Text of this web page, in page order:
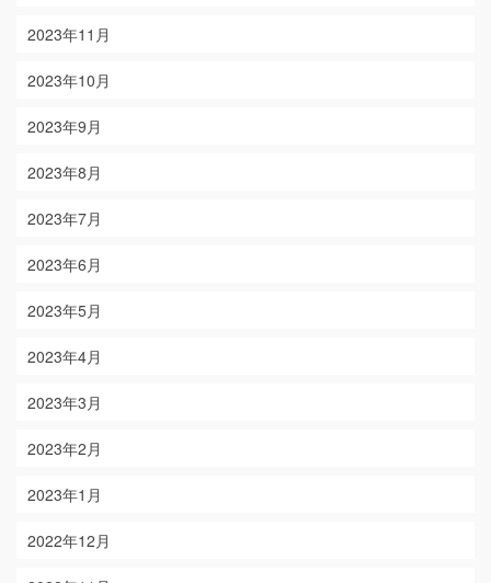
2023年11月
2023年10月
2023年9月
2023年8月
2023年7月
2023年6月
2023年5月
2023年4月
2023年3月
2023年2月
2023年1月
2022年12月